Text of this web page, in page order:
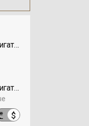
Зеркала,
Зеркала,
$